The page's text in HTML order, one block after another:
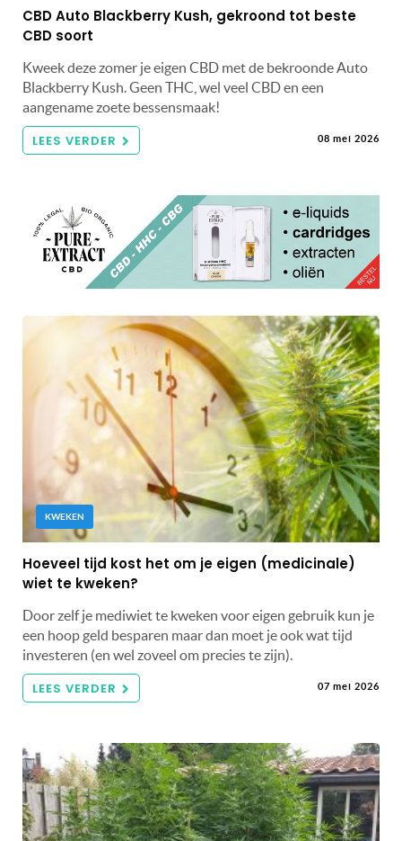
CBD Auto Blackberry Kush, gekroond tot beste
CBD soort
Kweek deze zomer je eigen CBD met de bekroonde Auto
Blackberry Kush. Geen THC, wel veel CBD en een
aangename zoete bessensmaak!
LEES VERDER 08 mei 2026
KWEKEN
Hoeveel tijd kost het om je eigen (medicinale)
wiet te kweken?
Door zelf je mediwiet te kweken voor eigen gebruik kun je
een hoop geld besparen maar dan moet je ook wat tijd
investeren (en wel zoveel om precies te zijn).
LEES VERDER 07 mei 2026